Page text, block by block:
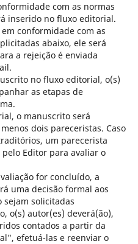
com as normas
inserido no fluxo editorial.
conformidade com as
abaixo, ele será
a rejeição é enviada
no fluxo editorial, o(s)
as etapas de
o manuscrito será
dois pareceristas. Caso
um parecerista
Editor para avaliar o
for concluído, a
uma decisão formal aos
sejam solicitadas
o(s) autor(es) deverá(ão),
contados a partir da
efetuá-las e reenviar o